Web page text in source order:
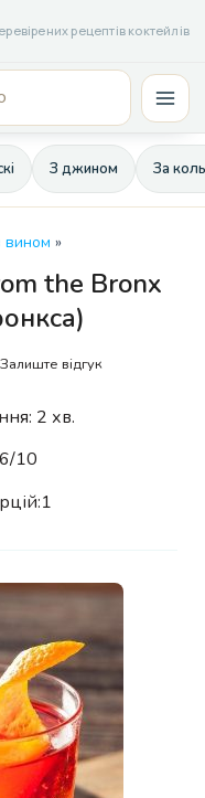
рецептів коктейлів
З джином За
вином »
the Bronx
Залиште відгук
2 хв.
6/10
1